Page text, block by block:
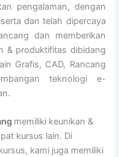
pengalaman, dengan
dan telah dipercaya
dan memberikan
& produktifitas dibidang
Grafis, CAD, Rancang
teknologi e-
memiliki keunikan &
kursus lain. Di
kami juga memiliki